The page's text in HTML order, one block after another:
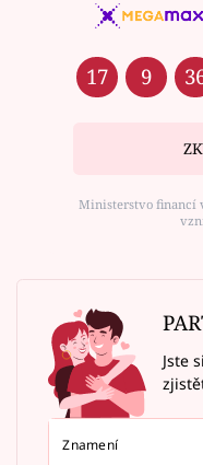
17 9
Ministerstvo financí
Jste